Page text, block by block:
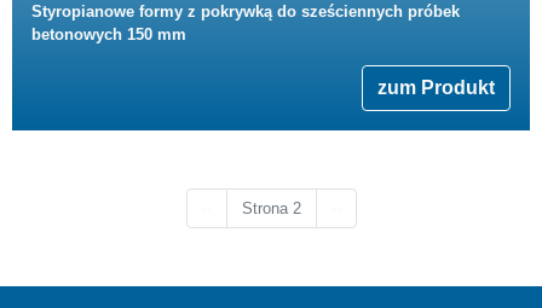
Styropianowe formy z pokrywką do sześciennych próbek
betonowych 150 mm
zum Produkt
Poprzednia strona
Strona 2